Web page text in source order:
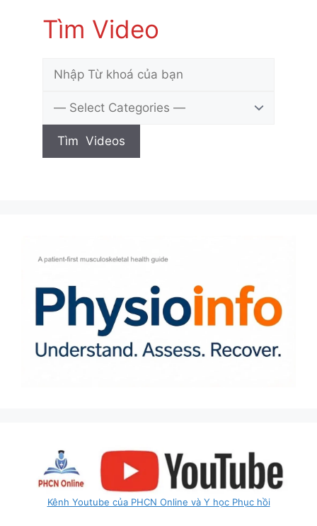
Tìm Video
Kênh Youtube của PHCN Online và Y học Phục hồi